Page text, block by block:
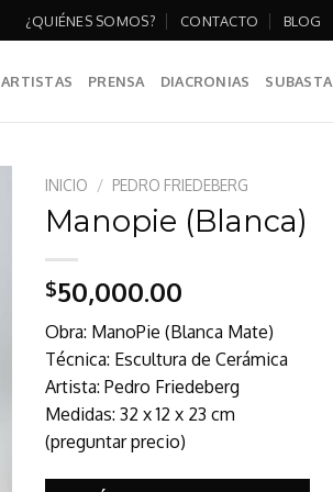
¿QUIÉNES SOMOS? CONTACTO BLOG
ARTISTAS PRENSA DIACRONIAS SUBASTA
INICIO / PEDRO FRIEDEBERG
Manopie (Blanca)
$50,000.00
Obra: ManoPie (Blanca Mate)
Técnica: Escultura de Cerámica
Artista: Pedro Friedeberg
Medidas: 32 x 12 x 23 cm
(preguntar precio)